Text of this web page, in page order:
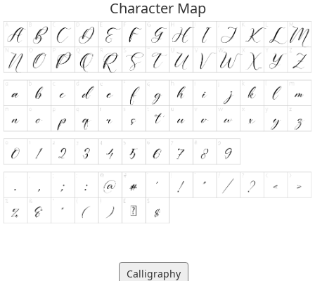
Character Map
Calligraphy